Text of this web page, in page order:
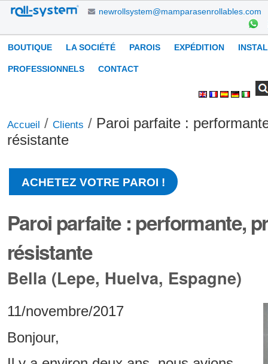
Aller
contenu.
Aller
newrollsystem@mamparasenrollables.com
Navigation
BOUTIQUE LA SOCIÉTÉ PAROIS EXPÉDITION
PROFESSIONNELS CONTACT
Accueil / Clients / Paroi parfaite :
résistante
ACHETEZ VOTRE PAROI !
Paroi parfaite : performante,
résistante
Bella (Lepe, Huelva, Espagne)
11/novembre/2017
Bonjour,